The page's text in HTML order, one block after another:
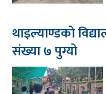
थाइल्याण्डको
संख्या ७ पुग्यो